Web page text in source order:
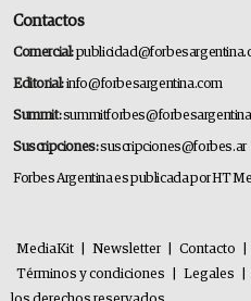
Contactos
Comercial:
Editorial:info@forbesargentina.com
Summit:
Suscripciones:suscripciones@forbes.ar
Forbes Argentina es publicada por HT
MediaKit Newsletter Contacto
Términos y condiciones
Legales